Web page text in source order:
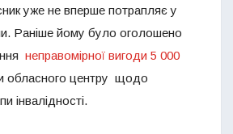
уже не вперше потрапляє у
Раніше йому було оголошено
неправомірної вигоди 5 000
обласного центру щодо
інвалідності.